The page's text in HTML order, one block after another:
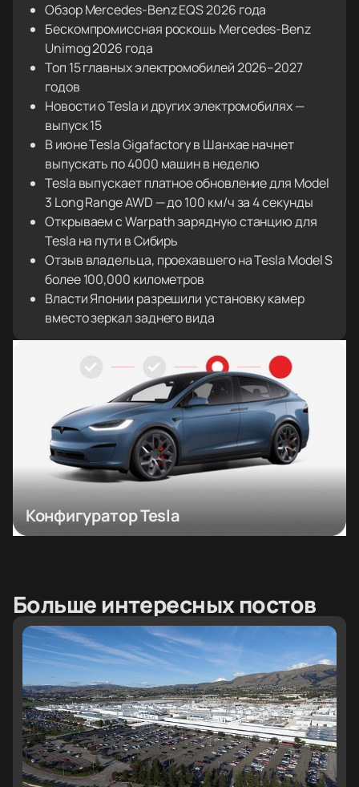
Обзор Mercedes-Benz EQS 2026 года
Бескомпромиссная роскошь Mercedes-Benz
Unimog 2026 года
Топ 15 главных электромобилей 2026–2027
годов
Новости о Tesla и других электромобилях —
выпуск 15
В июне Tesla Gigafactory в Шанхае начнет
выпускать по 4000 машин в неделю
Tesla выпускает платное обновление для Model
3 Long Range AWD — до 100 км/ч за 4 секунды
Открываем с Warpath зарядную станцию для
Tesla на пути в Сибирь
Отзыв владельца, проехавшего на Tesla Model S
более 100,000 километров
Власти Японии разрешили установку камер
вместо зеркал заднего вида
Конфигуратор Tesla
Больше интересных постов